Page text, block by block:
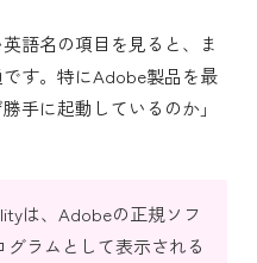
語名の項目を見ると、ま
す。特にAdobe製品を最
手に起動しているのか」
は、Adobeの正規ソフ
グラムとして表示される